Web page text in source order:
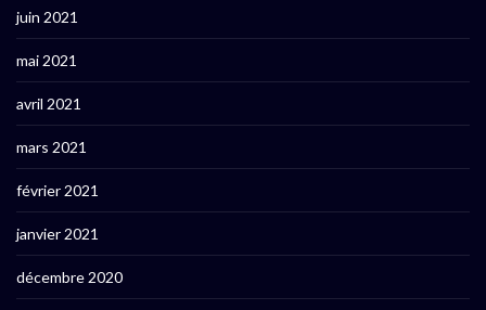
juin 2021
mai 2021
avril 2021
mars 2021
février 2021
janvier 2021
décembre 2020